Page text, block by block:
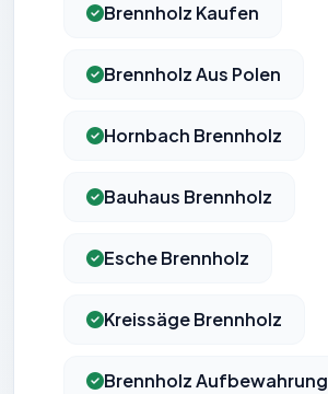
Brennholz Kaufen
Brennholz Aus Polen
Hornbach Brennholz
Bauhaus Brennholz
Esche Brennholz
Kreissäge Brennholz
Brennholz Aufbewahrung